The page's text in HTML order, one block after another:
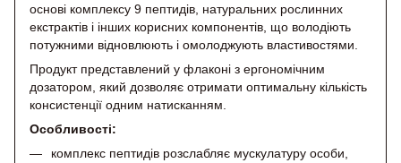
основі комплексу 9 пептидів, натуральних рослинних
екстрактів і інших корисних компонентів, що володіють
потужними відновлюють і омолоджують властивостями.
Продукт представлений у флаконі з ергономічним
дозатором, який дозволяє отримати оптимальну кількість
консистенції одним натисканням.
Особливості:
комплекс пептидів розслабляє мускулатуру особи,